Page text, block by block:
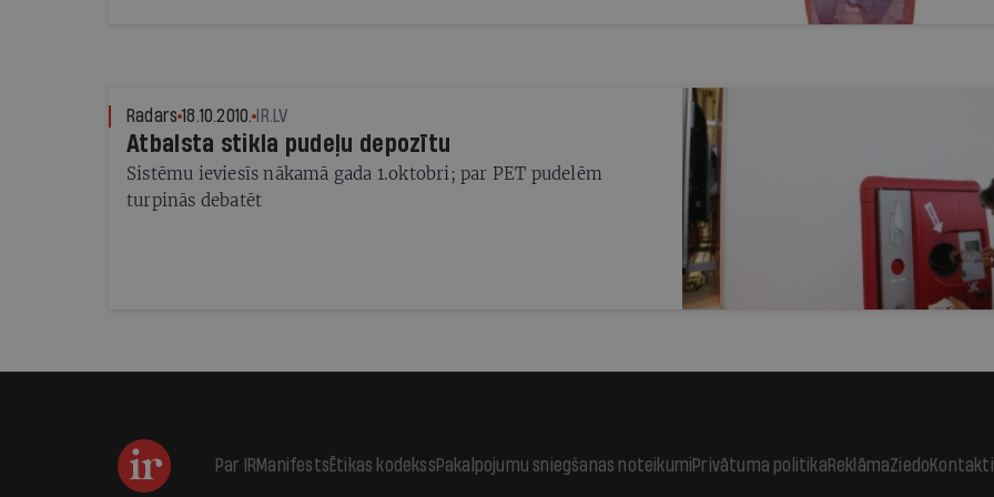
Radars 18.10.2010. IR.LV
Atbalsta stikla pudeļu depozītu
Sistēmu ieviesīs nākamā gada 1.oktobri; par PET pudelēm
turpinās debatēt
Par IRManifestsĒtikas kodekssPakalpojumu sniegšanas noteikumiPrivātuma politikaReklāmaZiedoKontakti